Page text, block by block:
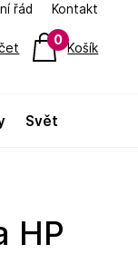
HP
řád Kontakt
Košík
0
svět